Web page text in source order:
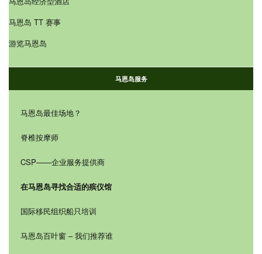
马恩岛 TT 赛事
游览马恩岛
马恩岛服务
马恩岛最佳场地？
脊椎按摩师
CSP——企业服务提供商
在马恩岛寻找合适的殡仪馆
国际移民组织船只培训
马恩岛百叶窗 – 我们推荐谁